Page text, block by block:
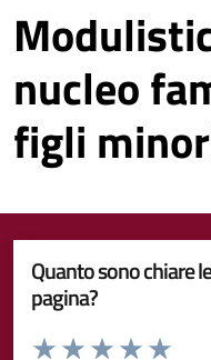
nucleo
figli
Quanto sono chiare
pagina?
Valuta da 1 a 5 stelle la